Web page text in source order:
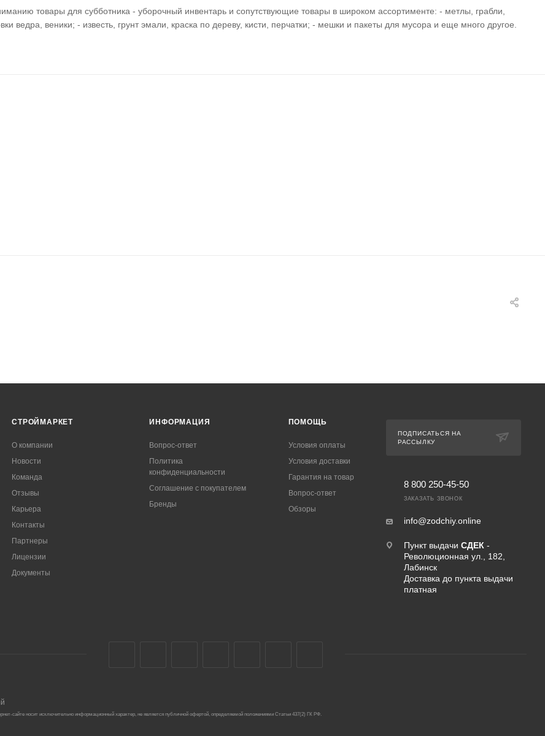
товары для субботника - уборочный инвентарь и сопутствующие товары в широком ассортименте: - метлы, грабли,
ведра, веники; - известь, грунт эмали, краска по дереву, кисти, перчатки; - мешки и пакеты для мусора и еще много другое.
СТРОЙМАРКЕТ
О компании
Новости
Команда
Отзывы
Карьера
Контакты
Партнеры
Лицензии
Документы
ИНФОРМАЦИЯ
Вопрос-ответ
Политика
конфиденциальности
Соглашение с покупателем
Бренды
ПОМОЩЬ
Условия оплаты
Условия доставки
Гарантия на товар
Вопрос-ответ
Обзоры
ПОДПИСАТЬСЯ НА
РАССЫЛКУ
8 800 250-45-50
ЗАКАЗАТЬ ЗВОНОК
info@zodchiy.online
Пункт выдачи СДЕК -
Революционная ул., 182,
Лабинск
Доставка до пункта выдачи
платная
сайте носит исключительно информационный характер, не является публичной офертой, определяемой положениями Статьи 437(2) ГК РФ.